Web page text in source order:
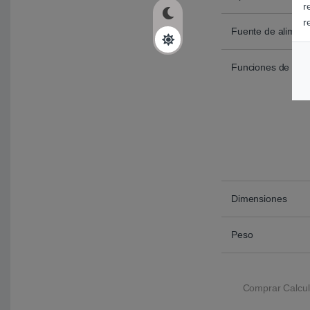
Fuente de
Funciones de
Dimensiones
Peso
Comprar